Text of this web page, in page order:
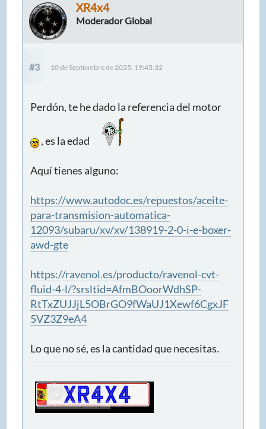
XR4x4
Moderador Global
#3 10 de Septiembre de 2025, 19:45:32
Perdón, te he dado la referencia del motor
, es la edad
Aquí tienes alguno:
https://www.autodoc.es/repuestos/aceite-
para-transmision-automatica-
12093/subaru/xv/xv/138919-2-0-i-e-boxer-
awd-gte
https://ravenol.es/producto/ravenol-cvt-
fluid-4-l/?srsltid=AfmBOoorWdhSP-
RtTxZUJJjL5OBrGO9fWaUJ1Xewf6CgxJF
5VZ3Z9eA4
Lo que no sé, es la cantidad que necesitas.